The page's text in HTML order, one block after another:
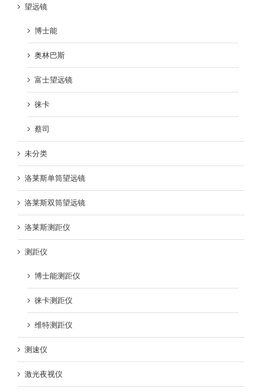
望远镜
博士能
奥林巴斯
富士望远镜
徕卡
蔡司
未分类
洛莱斯单筒望远镜
洛莱斯双筒望远镜
洛莱斯测距仪
测距仪
博士能测距仪
徕卡测距仪
维特测距仪
测速仪
激光夜视仪